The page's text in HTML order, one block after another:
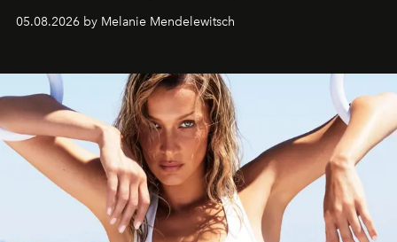
05.08.2026 by Melanie Mendelewitsch